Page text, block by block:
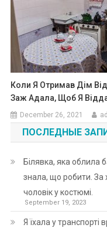
Коли Я Отримав Дім
Заж Адала, Щоб Я
December 26, 2021
ПОСЛЕДНЫЕ
Білявка, яка облила
знала, що робити. За
чоловік у костюмі.
September 19, 2023
Я їхала у транспорті